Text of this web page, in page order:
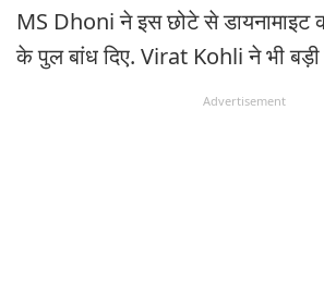
MS Dhoni ने इस छोटे से डायनामाइट
के पुल बांध दिए. Virat Kohli ने भी बड़ी
Advertisement